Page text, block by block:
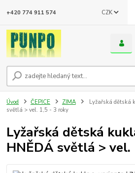
CZK
+420 774 911 574
Úvod ČEPICE ZIMA
Lyžařská dětská
světlá > vel. 1,5 - 3 roky
Lyžařská dětská
HNĚDÁ světlá >